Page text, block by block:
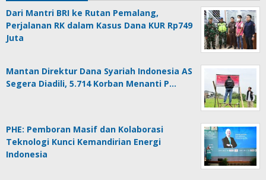
Dari Mantri BRI ke Rutan Pemalang,
Perjalanan RK dalam Kasus Dana KUR Rp749
Juta
Mantan Direktur Dana Syariah Indonesia AS
Segera Diadili, 5.714 Korban Menanti P…
PHE: Pemboran Masif dan Kolaborasi
Teknologi Kunci Kemandirian Energi
Indonesia